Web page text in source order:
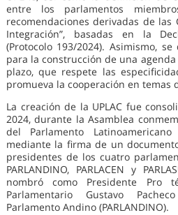
entre los parlamentos
recomendaciones derivadas de las
Integración”, basadas en la
(Protocolo 193/2024). Asimismo,
para la construcción de una
plazo, que respete las
promueva la cooperación en temas
La creación de la UPLAC fue
2024, durante la Asamblea
del Parlamento Latinoamericano
mediante la firma de un
presidentes de los cuatro
PARLANDINO, PARLACEN y
nombró como Presidente Pro
Parlamentario Gustavo
Parlamento Andino (PARLANDINO).